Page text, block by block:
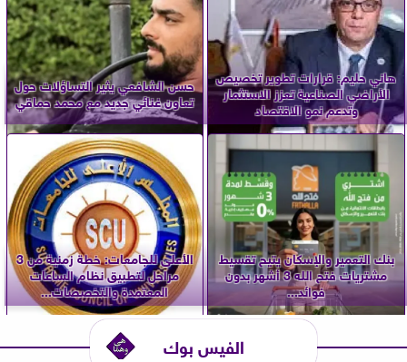
هاني حليم: قرارات تطوير تخصيص
الأراضي الصناعية تعزز الاستثمار
وتدعم نمو الاقتصاد
حسن الشافعي يثير التساؤلات حول
تعاون غنائي جديد مع محمد حماقي
بنك التعمير والإسكان يتيح تقسيط
مشتريات فتح الله 3 أشهر بدون
فوائد...
الأعلى للجامعات: خطة زمنية من 3
مراحل لتطبيق نظام الساعات
المعتمدة والتخصصات...
الفيس بوك